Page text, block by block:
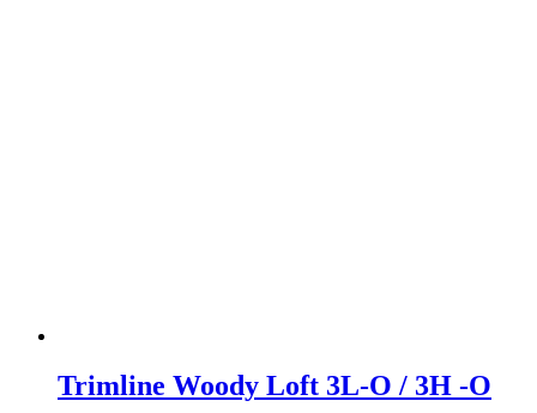
Trimline Woody Loft 3L-O / 3H -O